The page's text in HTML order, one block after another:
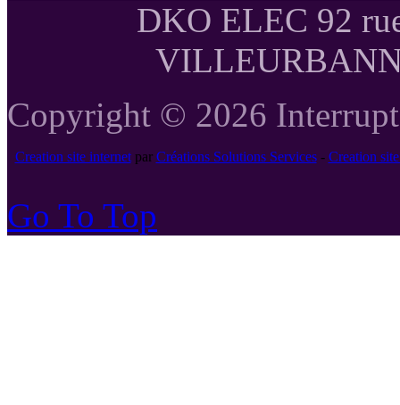
DKO ELEC 92
Copyright © 2026
Creation site internetpar Créations Solutions Services- Creation
Go To Top